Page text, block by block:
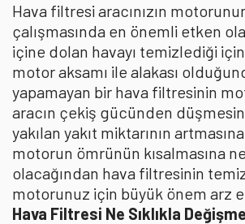
Hava filtresi aracınızın
çalışmasında en önemli etken
içine dolan havayı temizlediği
motor aksamı ile alakası
yapamayan bir hava filtresinin
aracın çekiş gücünden
yakılan yakıt miktarının
motorun ömrünün kısalmasına
olacağından hava filtresinin
motorunuz için büyük önem arz
Hava Filtresi Ne Sıklıkla